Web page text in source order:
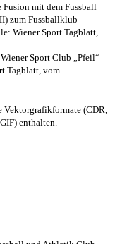
mit dem Fussball
zum Fussballklub
Wiener Sport Tagblatt,
Sport Club „Pfeil“
Tagblatt, vom
(CDR,
enthalten.